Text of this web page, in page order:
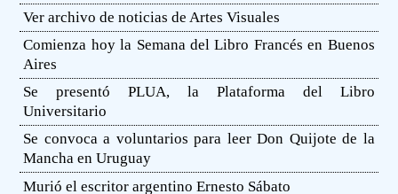
Ver archivo de noticias de Artes Visuales
Comienza hoy la Semana del Libro Francés en Buenos
Aires
Se presentó PLUA, la Plataforma del Libro
Universitario
Se convoca a voluntarios para leer Don Quijote de la
Mancha en Uruguay
Murió el escritor argentino Ernesto Sábato